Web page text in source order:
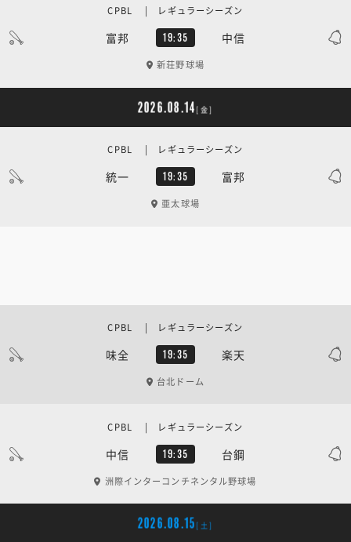
富邦 19:35 中信
CPBL | レギュラーシーズン
新荘野球場
2026.08.14 [金]
統一 19:35 富邦
CPBL | レギュラーシーズン
亜太球場
味全 19:35 楽天
CPBL | レギュラーシーズン
台北ドーム
中信 19:35 台鋼
CPBL | レギュラーシーズン
洲際インターコンチネンタル野球場
2026.08.15 [土]